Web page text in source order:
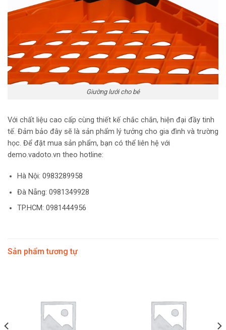
Giường lưới cho bé
Với chất liệu cao cấp cùng thiết kế chắc chắn, hiện đại đầy tinh
tế. Đảm bảo đây sẽ là sản phẩm lý tưởng cho gia đình và trường
học. Để đặt mua sản phẩm, bạn có thể liên hệ với
demo.vadoto.vn theo hotline:
Hà Nội: 0983289958
Đà Nẵng: 0981349928
TP.HCM: 0981444956
Sản phẩm tương tự